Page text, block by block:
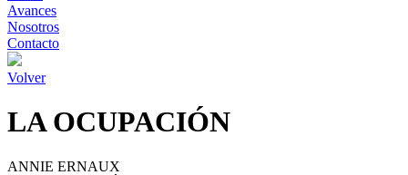
Avances
Nosotros
Contacto
Volver
LA OCUPACIÓN
ANNIE ERNAUX